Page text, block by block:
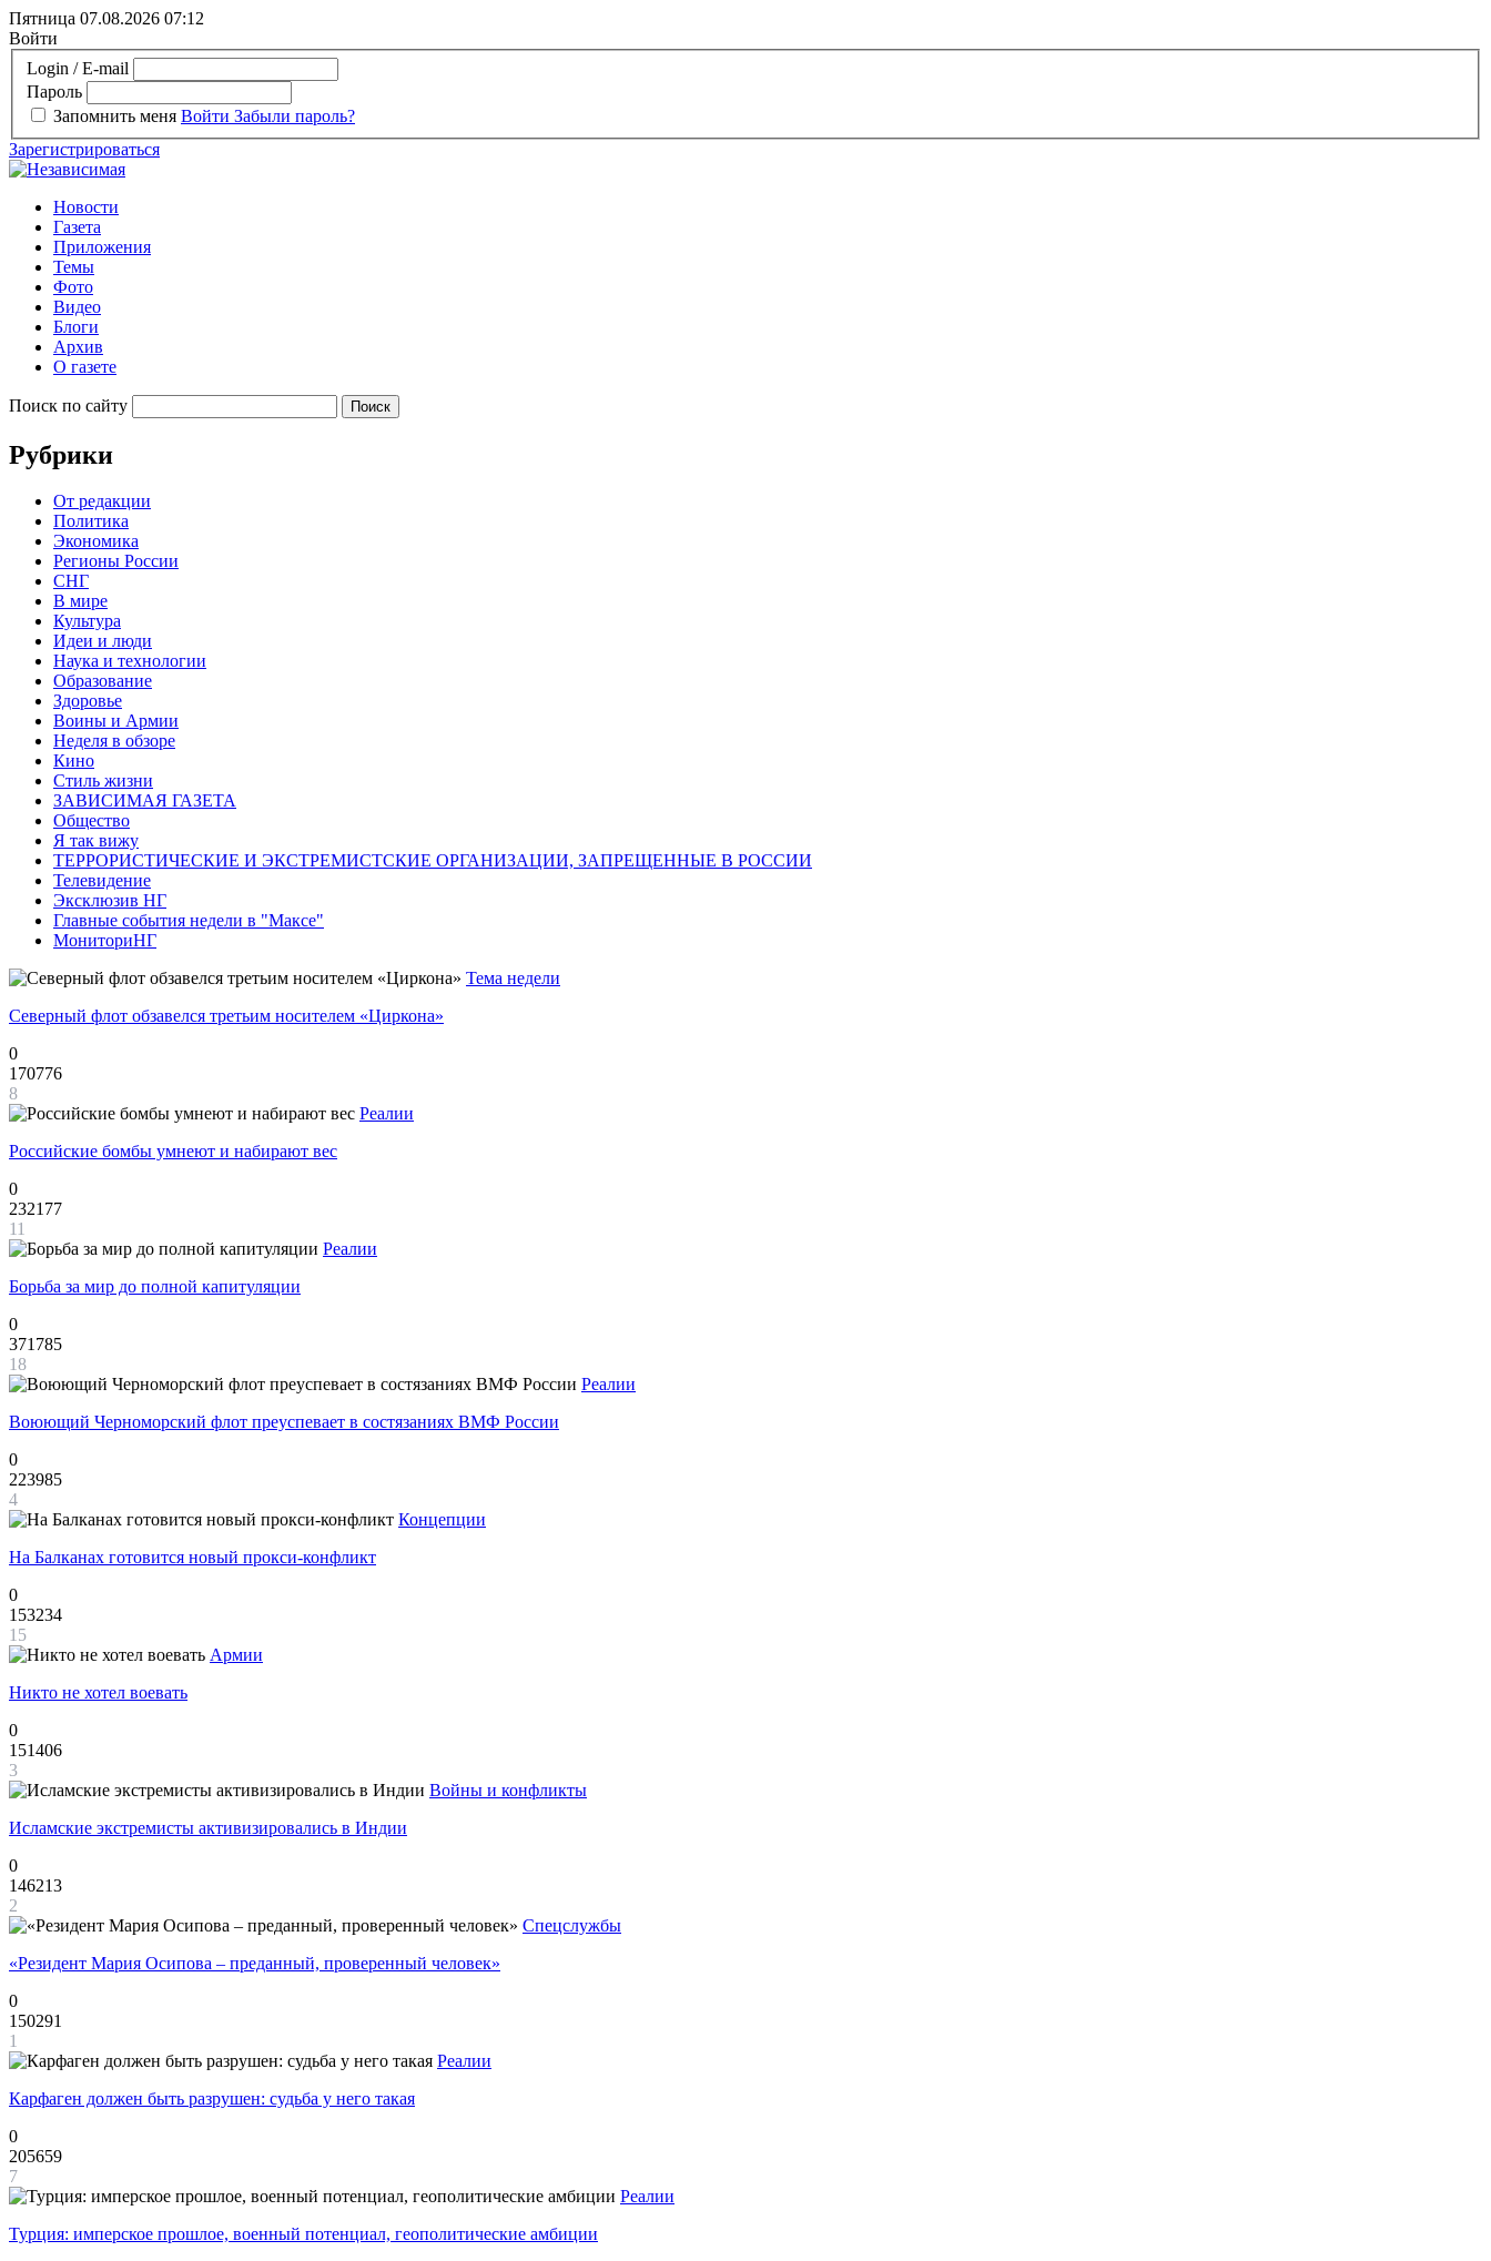
Пятница 07.08.2026 07:12
Войти
Login / E-mail
Пароль
Запомнить меня Войти Забыли пароль?
Зарегистрироваться
Новости
Газета
Приложения
Темы
Фото
Видео
Блоги
Архив
О газете
Поиск по сайту
Рубрики
От редакции
Политика
Экономика
Регионы России
СНГ
В мире
Культура
Идеи и люди
Наука и технологии
Образование
Здоровье
Воины и Армии
Неделя в обзоре
Кино
Стиль жизни
ЗАВИСИМАЯ ГАЗЕТА
Общество
Я так вижу
ТЕРРОРИСТИЧЕСКИЕ И ЭКСТРЕМИСТСКИЕ ОРГАНИЗАЦИИ, ЗАПРЕЩЕННЫЕ В РОССИИ
Телевидение
Эксклюзив НГ
Главные события недели в "Максе"
МониториНГ
Тема недели
Северный флот обзавелся третьим носителем «Циркона»
0
170776
8
Реалии
Российские бомбы умнеют и набирают вес
0
232177
11
Реалии
Борьба за мир до полной капитуляции
0
371785
18
Реалии
Воюющий Черноморский флот преуспевает в состязаниях ВМФ России
0
223985
4
Концепции
На Балканах готовится новый прокси-конфликт
0
153234
15
Армии
Никто не хотел воевать
0
151406
3
Войны и конфликты
Исламские экстремисты активизировались в Индии
0
146213
2
Спецслужбы
«Резидент Мария Осипова – преданный, проверенный человек»
0
150291
1
Реалии
Карфаген должен быть разрушен: судьба у него такая
0
205659
7
Реалии
Турция: имперское прошлое, военный потенциал, геополитические амбиции